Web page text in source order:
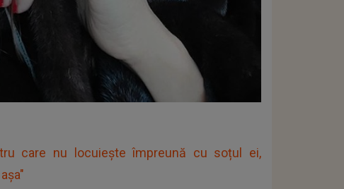
care nu locuiește împreună cu soțul ei,